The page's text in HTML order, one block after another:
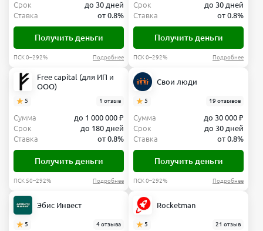
Срок
до 30 дней
Ставка
от 0.8%
Получить деньги
ПСК 0–292% Подробнее
Срок
до 30 дней
Ставка
от 0.8%
Получить деньги
ПСК 0–292% Подробнее
Free capital (для ИП и
ООО)
5 1 отзыв
Сумма
до 1 000 000 ₽
Срок
до 180 дней
Ставка
от 0.8%
Получить деньги
ПСК 50–292% Подробнее
Свои люди
5 19 отзывов
Сумма
до 30 000 ₽
Срок
до 30 дней
Ставка
от 0.8%
Получить деньги
ПСК 0–292% Подробнее
Эбис Инвест
5 4 отзыва
Rocketman
5 21 отзыв